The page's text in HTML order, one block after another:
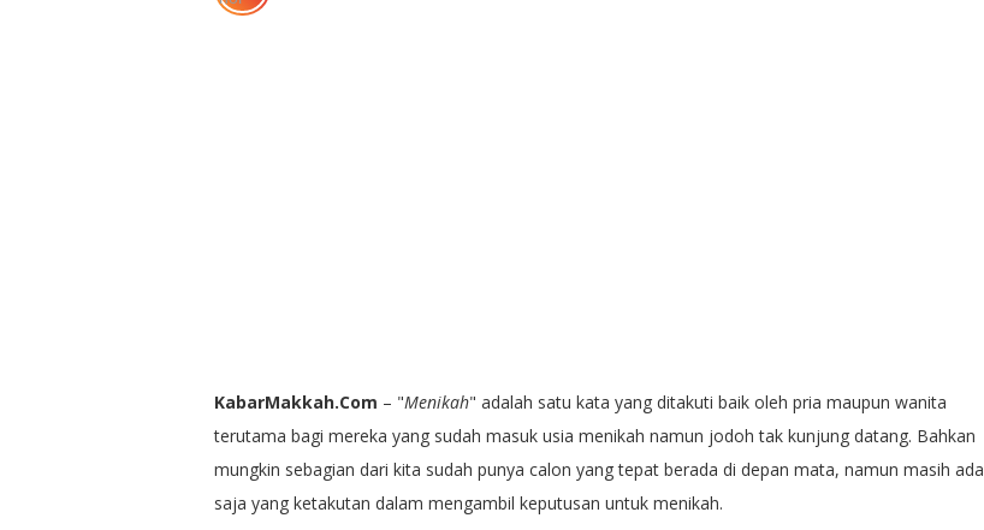
KabarMakkah.Com – "Menikah" adalah satu kata yang ditakuti baik oleh pria maupun wanita
terutama bagi mereka yang sudah masuk usia menikah namun jodoh tak kunjung datang. Bahkan
mungkin sebagian dari kita sudah punya calon yang tepat berada di depan mata, namun masih ada
saja yang ketakutan dalam mengambil keputusan untuk menikah.